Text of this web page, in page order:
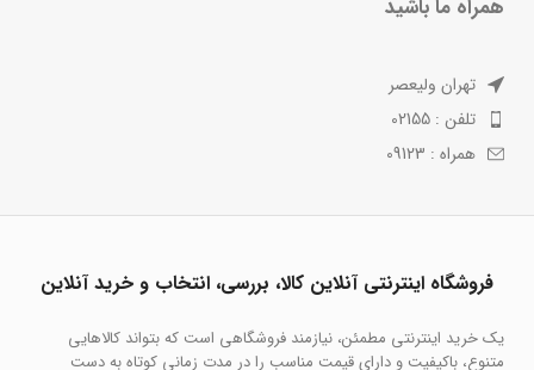
همراه ما باشید
تهران ولیعصر
تلفن : 02155
همراه : 09123
فروشگاه اینترنتی آنلاین کالا، بررسی، انتخاب و خرید آنلاین
یک خرید اینترنتی مطمئن، نیازمند فروشگاهی است که بتواند کالاهایی
متنوع، باکیفیت و دارای قیمت مناسب را در مدت زمانی کوتاه به دست